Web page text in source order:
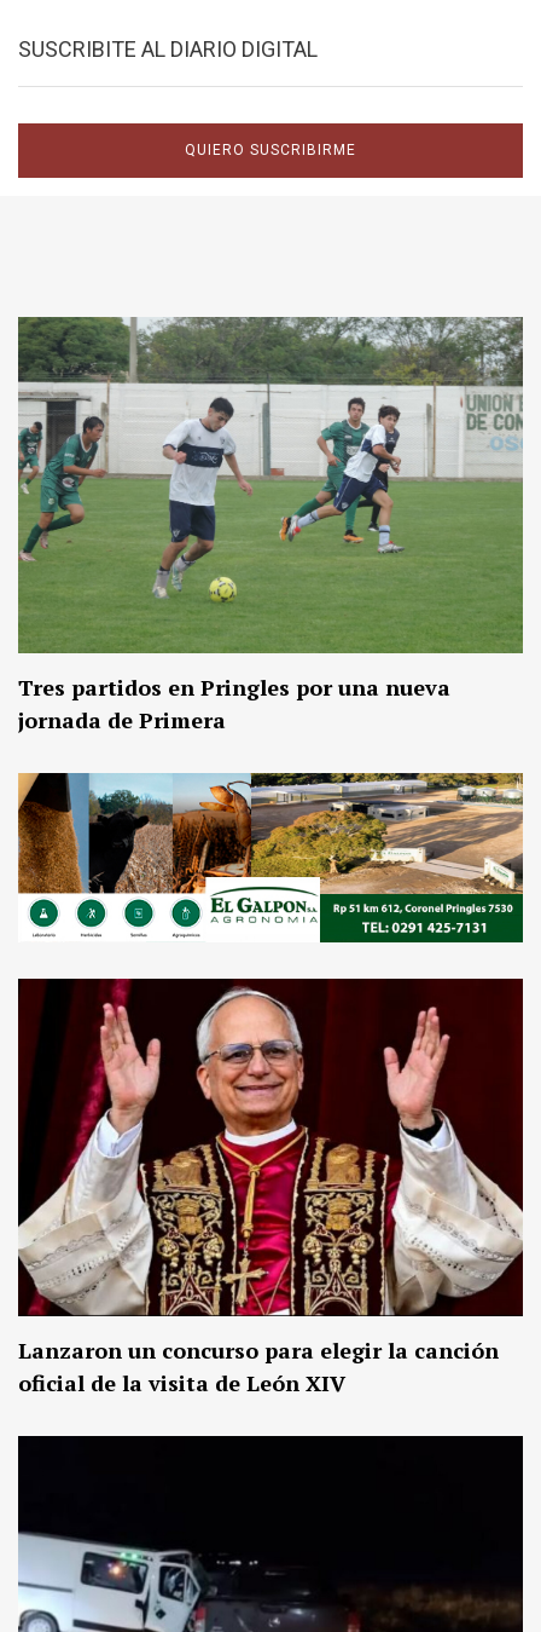
SUSCRIBITE AL DIARIO DIGITAL
QUIERO SUSCRIBIRME
Tres partidos en Pringles por una nueva
jornada de Primera
Lanzaron un concurso para elegir la canción
oficial de la visita de León XIV